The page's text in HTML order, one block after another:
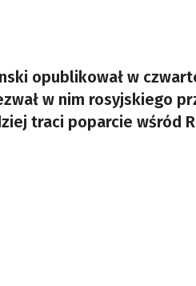
opublikował w
w nim rosyjskiego
traci poparcie wśród